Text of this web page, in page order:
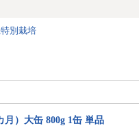
別栽培
）大缶 800g 1缶 単品